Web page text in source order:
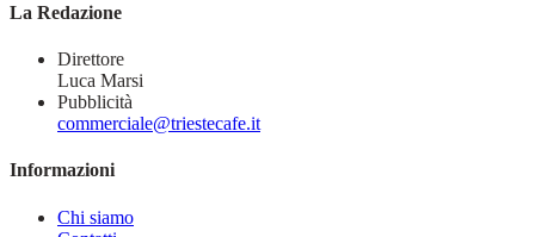
La Redazione
Direttore
Luca Marsi
Pubblicità
commerciale@triestecafe.it
Informazioni
Chi siamo